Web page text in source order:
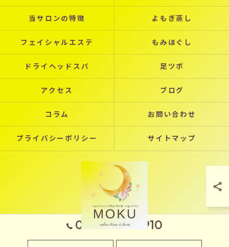
090-7970-2910
当サロンの特徴 よもぎ蒸し
フェイシャルエステ もみほぐし
ドライヘッドスパ 足ツボ
アクセス ブログ
コラム お問い合わせ
プライバシーポリシー サイトマップ